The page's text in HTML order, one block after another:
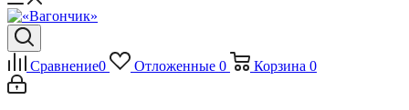
Сравнение0 Отложенные 0 Корзина 0